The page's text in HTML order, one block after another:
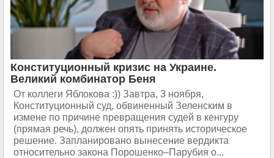
Конституционный кризис на Украине.
Великий комбинатор Беня
От коллеги Яблокова :)) Завтра, 3 ноября,
Конституционный суд, обвиненный Зеленским в
измене по причине превращения судей в кенгуру
(прямая речь), должен опять принять историческое
решение. Запланировано вынесение вердикта
относительно закона Порошенко–Парубия о...